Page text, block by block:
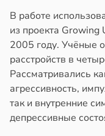
в21:42
В работе
из проекта Growing
2005 году. Учёные
расстройств в
Рассматривались
агрессивность,
так и внутренние
депрессивные
в16:23